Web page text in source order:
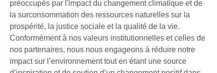
préoccupés par l'impact du changement climatique et de
la surconsommation des ressources naturelles sur la
prospérité, la justice sociale et la qualité de la vie.
Conformément à nos valeurs institutionnelles et celles de
nos partenaires, nous nous engageons à réduire notre
impact sur l’environnement tout en étant une source